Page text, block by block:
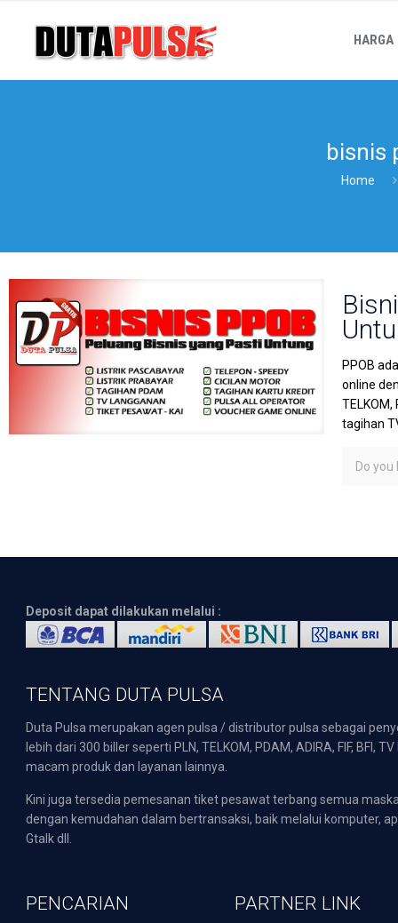
HARGA
bisnis
Home
PPOB
online
tagihan
Do you
Deposit dapat dilakukan melalui :
TENTANG DUTA PULSA
Duta Pulsa merupakan agen pulsa / distributor pulsa sebagai
lebih dari 300 biller seperti PLN, TELKOM, PDAM, ADIRA, FIF,
macam produk dan layanan lainnya.
Kini juga tersedia pemesanan tiket pesawat terbang semua
dengan kemudahan dalam bertransaksi, baik melalui komputer,
Gtalk dll.
PENCARIAN PARTNER LINK